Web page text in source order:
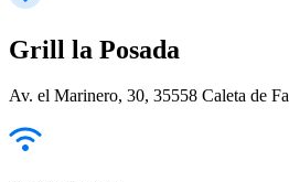
Grill la Posada
Av. el Marinero, 30, 35558 Caleta de